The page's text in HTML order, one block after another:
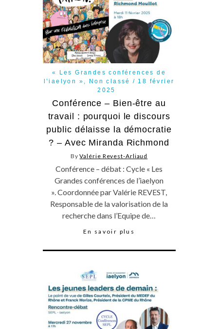
« Les Grandes conférences de
l’iaelyon » , Non classé
18 février
2025
Conférence – Bien-être au
travail : pourquoi le discours
public délaisse la démocratie
? – Avec Miranda Richmond
ByValérie Revest-Arliaud
Conférence – débat : Cycle « Les
Grandes conférences de l’iaelyon
». Coordonnée par Valérie REVEST,
Responsable de la valorisation de la
recherche dans l’Equipe de…
En savoir plus